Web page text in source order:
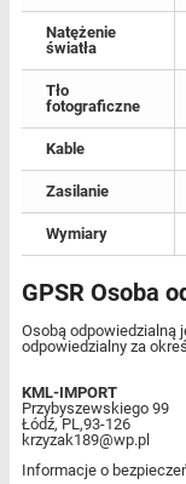
Natężenie
światła
Tło
fotograficzne
Kable
Zasilanie
Wymiary
GPSR Osoba
Osobą odpowiedzialną
odpowiedzialny za
KML-IMPORT
Przybyszewskiego 99
Łódź, PL,93-126
krzyzak189@wp.pl
Informacje o